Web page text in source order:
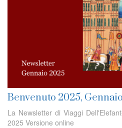
Benvenuto 2025,
La Newsletter di Viaggi
2025 Versione online